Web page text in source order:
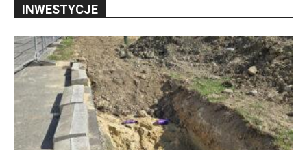
INWESTYCJE